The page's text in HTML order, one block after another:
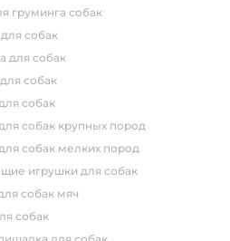
груминга собак
для собак
для собак
собак
собак
для собак крупных пород
для собак мелких пород
игрушки для собак
собак мяч
собак